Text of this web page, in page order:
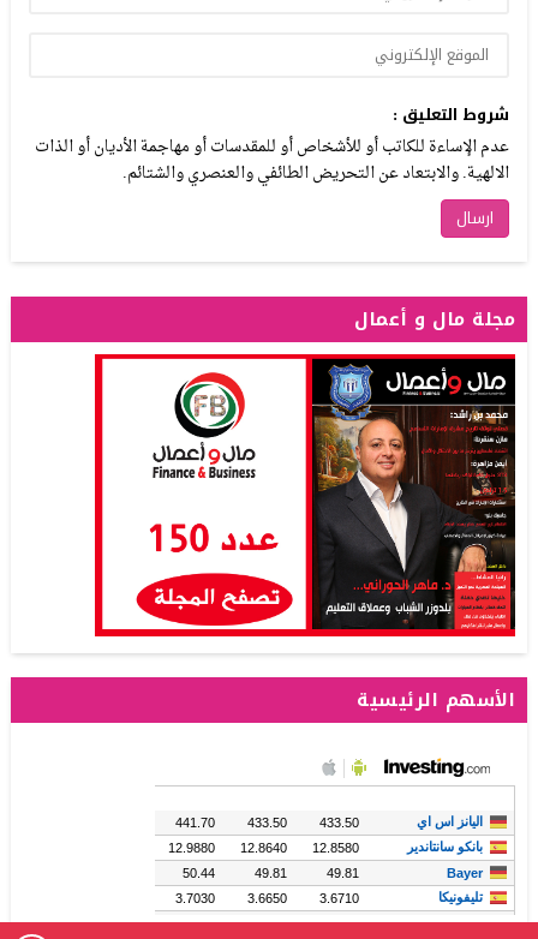
شروط التعليق :
عدم الإساءة للكاتب أو للأشخاص أو للمقدسات أو مهاجمة الأديان أو الذات
الالهية. والابتعاد عن التحريض الطائفي والعنصري والشتائم.
مجلة مال و أعمال
الأسهم الرئيسية